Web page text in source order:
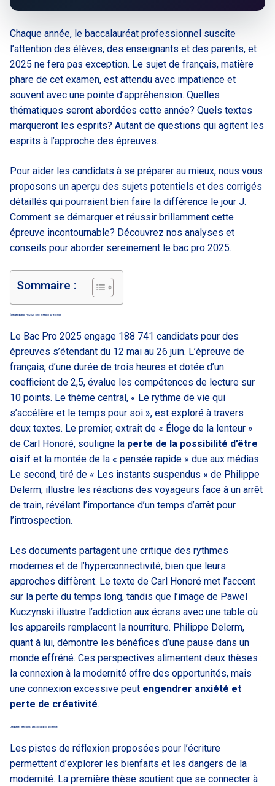
Chaque année, le baccalauréat professionnel suscite
l’attention des élèves, des enseignants et des parents, et
2025 ne fera pas exception. Le sujet de français, matière
phare de cet examen, est attendu avec impatience et
souvent avec une pointe d’appréhension. Quelles
thématiques seront abordées cette année? Quels textes
marqueront les esprits? Autant de questions qui agitent les
esprits à l’approche des épreuves.
Pour aider les candidats à se préparer au mieux, nous vous
proposons un aperçu des sujets potentiels et des corrigés
détaillés qui pourraient bien faire la différence le jour J.
Comment se démarquer et réussir brillamment cette
épreuve incontournable? Découvrez nos analyses et
conseils pour aborder sereinement le bac pro 2025.
Sommaire :
Épreuves du Bac Pro 2025 : Une Réflexion sur le Temps
Le Bac Pro 2025 engage 188 741 candidats pour des
épreuves s’étendant du 12 mai au 26 juin. L’épreuve de
français, d’une durée de trois heures et dotée d’un
coefficient de 2,5, évalue les compétences de lecture sur
10 points. Le thème central, « Le rythme de vie qui
s’accélère et le temps pour soi », est exploré à travers
deux textes. Le premier, extrait de « Éloge de la lenteur »
de Carl Honoré, souligne la perte de la possibilité d’être
oisif et la montée de la « pensée rapide » due aux médias.
Le second, tiré de « Les instants suspendus » de Philippe
Delerm, illustre les réactions des voyageurs face à un arrêt
de train, révélant l’importance d’un temps d’arrêt pour
l’introspection.
Les documents partagent une critique des rythmes
modernes et de l’hyperconnectivité, bien que leurs
approches diffèrent. Le texte de Carl Honoré met l’accent
sur la perte du temps long, tandis que l’image de Pawel
Kuczynski illustre l’addiction aux écrans avec une table où
les appareils remplacent la nourriture. Philippe Delerm,
quant à lui, démontre les bénéfices d’une pause dans un
monde effréné. Ces perspectives alimentent deux thèses :
la connexion à la modernité offre des opportunités, mais
une connexion excessive peut engendrer anxiété et
perte de créativité.
Critiques et Réflexions : Les Enjeux de la Modernité
Les pistes de réflexion proposées pour l’écriture
permettent d’explorer les bienfaits et les dangers de la
modernité. La première thèse soutient que se connecter à